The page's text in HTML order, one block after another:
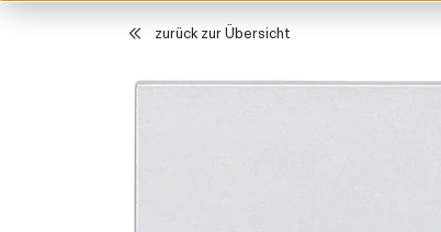
zurück zur Übersicht